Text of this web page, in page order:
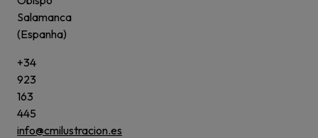
Salamanca
(Espanha)
+34
923
163
445
info@cmilustracion.es